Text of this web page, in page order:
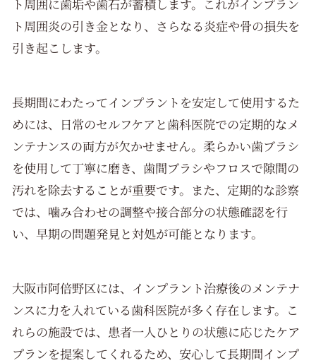
ト周囲に歯垢や歯石が蓄積します。これがインプラン
ト周囲炎の引き金となり、さらなる炎症や骨の損失を
引き起こします。
長期間にわたってインプラントを安定して使用するた
めには、日常のセルフケアと歯科医院での定期的なメ
ンテナンスの両方が欠かせません。柔らかい歯ブラシ
を使用して丁寧に磨き、歯間ブラシやフロスで隙間の
汚れを除去することが重要です。また、定期的な診察
では、噛み合わせの調整や接合部分の状態確認を行
い、早期の問題発見と対処が可能となります。
大阪市阿倍野区には、インプラント治療後のメンテナ
ンスに力を入れている歯科医院が多く存在します。こ
れらの施設では、患者一人ひとりの状態に応じたケア
プランを提案してくれるため、安心して長期間インプ